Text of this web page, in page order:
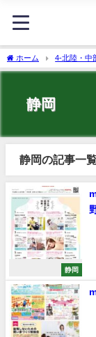
ホーム 4-北陸・中
静岡
静岡の記事一
静岡